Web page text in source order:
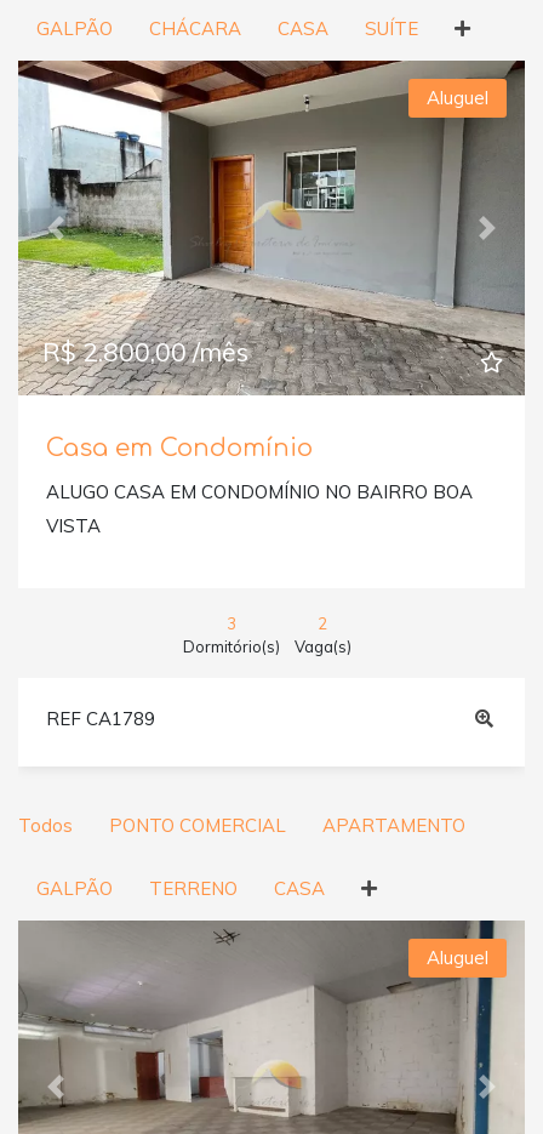
GALPÃO CHÁCARA CASA SUÍTE
Previous Next
Aluguel
R$ 2.800,00 /mês
Casa em Condomínio
ALUGO CASA EM CONDOMÍNIO NO BAIRRO BOA
VISTA
3
Dormitório(s)
2
Vaga(s)
REF CA1789
Todos PONTO COMERCIAL APARTAMENTO
GALPÃO TERRENO CASA
Previous Next
Aluguel